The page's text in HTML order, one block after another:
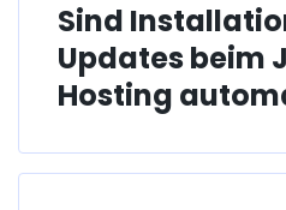
Sind
Updates beim
Hosting